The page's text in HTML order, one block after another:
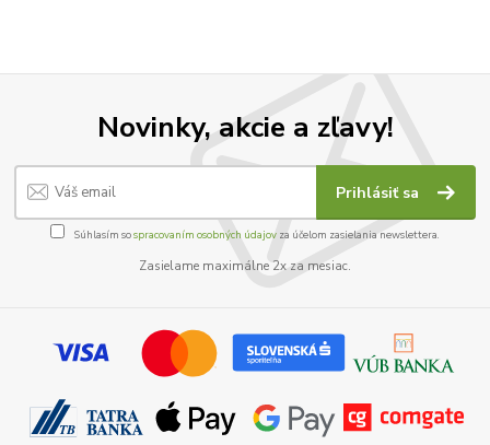
Novinky, akcie a zľavy!
Prihlásiť sa
Súhlasím sospracovaním osobných údajov za účelom zasielania newslettera.
Zasielame maximálne 2x za mesiac.